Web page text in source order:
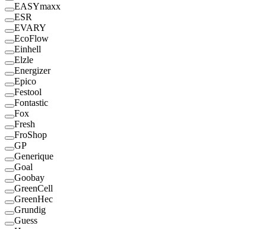
EASYmaxx
ESR
EVARY
EcoFlow
Einhell
Elzle
Energizer
Epico
Festool
Fontastic
Fox
Fresh
FroShop
GP
Generique
Goal
Goobay
GreenCell
GreenHec
Grundig
Guess